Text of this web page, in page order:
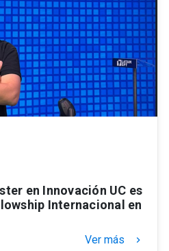
en Innovación UC es
Internacional en
Ver más keyboard_arrow_right